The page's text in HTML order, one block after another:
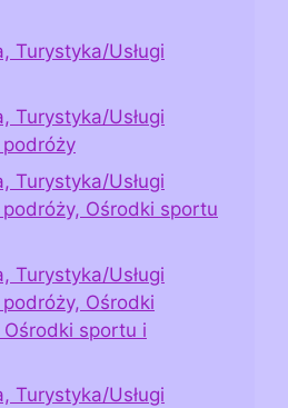
Turystyka/Usługi
Turystyka/Usługi
Turystyka/Usługi
Ośrodki sportu
Turystyka/Usługi
Ośrodki
sportu i
Turystyka/Usługi